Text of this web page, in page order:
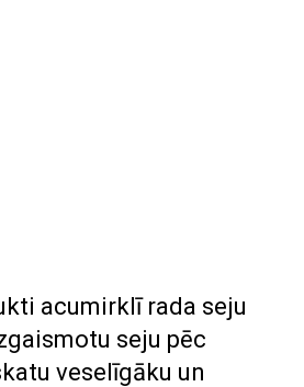
acumirklī rada seju
seju pēc
veselīgāku un